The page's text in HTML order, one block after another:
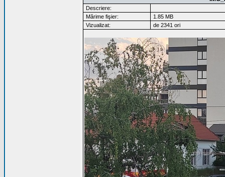
Descriere:
Mărime fişier:
1.85 MB
Vizualizat:
de 2341 ori